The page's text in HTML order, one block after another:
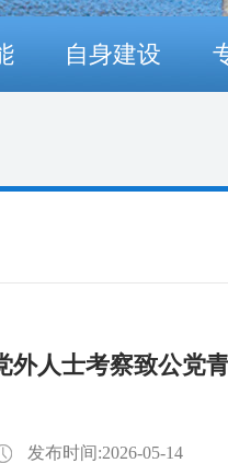
自身建设
外人士考察致公党
发布时间:2026-05-14